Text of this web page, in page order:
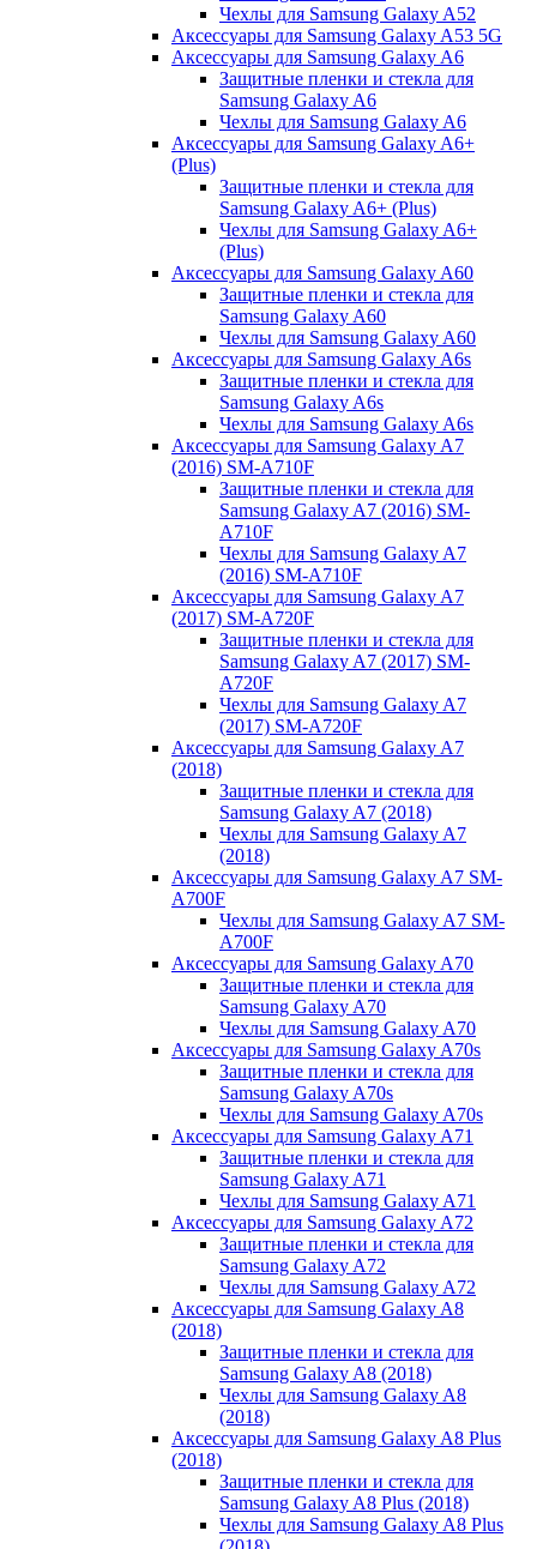
Чехлы для Samsung Galaxy A52
Аксессуары для Samsung Galaxy A53 5G
Аксессуары для Samsung Galaxy A6
Защитные пленки и стекла для
Samsung Galaxy A6
Чехлы для Samsung Galaxy A6
Аксессуары для Samsung Galaxy A6+
(Plus)
Защитные пленки и стекла для
Samsung Galaxy A6+ (Plus)
Чехлы для Samsung Galaxy A6+
(Plus)
Аксессуары для Samsung Galaxy A60
Защитные пленки и стекла для
Samsung Galaxy A60
Чехлы для Samsung Galaxy A60
Аксессуары для Samsung Galaxy A6s
Защитные пленки и стекла для
Samsung Galaxy A6s
Чехлы для Samsung Galaxy A6s
Аксессуары для Samsung Galaxy A7
(2016) SM-A710F
Защитные пленки и стекла для
Samsung Galaxy A7 (2016) SM-
A710F
Чехлы для Samsung Galaxy A7
(2016) SM-A710F
Аксессуары для Samsung Galaxy A7
(2017) SM-A720F
Защитные пленки и стекла для
Samsung Galaxy A7 (2017) SM-
A720F
Чехлы для Samsung Galaxy A7
(2017) SM-A720F
Аксессуары для Samsung Galaxy A7
(2018)
Защитные пленки и стекла для
Samsung Galaxy A7 (2018)
Чехлы для Samsung Galaxy A7
(2018)
Аксессуары для Samsung Galaxy A7 SM-
A700F
Чехлы для Samsung Galaxy A7 SM-
A700F
Аксессуары для Samsung Galaxy A70
Защитные пленки и стекла для
Samsung Galaxy A70
Чехлы для Samsung Galaxy A70
Аксессуары для Samsung Galaxy A70s
Защитные пленки и стекла для
Samsung Galaxy A70s
Чехлы для Samsung Galaxy A70s
Аксессуары для Samsung Galaxy A71
Защитные пленки и стекла для
Samsung Galaxy A71
Чехлы для Samsung Galaxy A71
Аксессуары для Samsung Galaxy A72
Защитные пленки и стекла для
Samsung Galaxy A72
Чехлы для Samsung Galaxy A72
Аксессуары для Samsung Galaxy A8
(2018)
Защитные пленки и стекла для
Samsung Galaxy A8 (2018)
Чехлы для Samsung Galaxy A8
(2018)
Аксессуары для Samsung Galaxy A8 Plus
(2018)
Защитные пленки и стекла для
Samsung Galaxy A8 Plus (2018)
Чехлы для Samsung Galaxy A8 Plus